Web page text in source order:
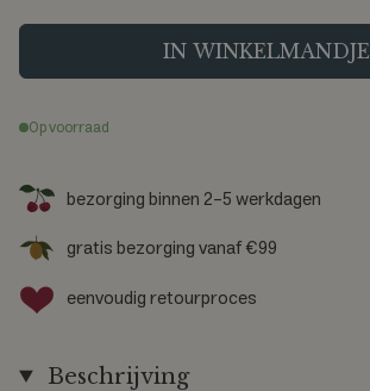
IN WINKELMANDJE
Op voorraad
bezorging binnen 2-5 werkdagen
gratis bezorging vanaf €99
eenvoudig retourproces
Beschrijving